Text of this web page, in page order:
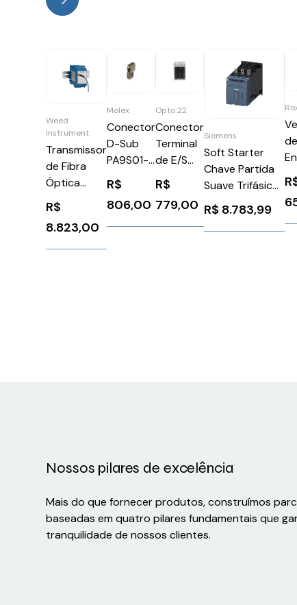
Weed
Instrument
Transmissor
de Fibra
Óptica
2T09
R$
8.823,00
Molex
Conector
D-Sub
PA9S01-
42
R$
806,00
Opto 22
Conector
Terminal
de E/S
(Pacote
com 5)
GRV-
TERM26-
R$
779,00
Siemens
Soft Starter
Chave Partida
Suave Trifásico
200-480V 171A
110-220V
Siemens
R$ 8.783,99
de
C
Nossos pilares de excelência
Mais do que fornecer produtos, construímos
baseadas em quatro pilares fundamentais que
tranquilidade de nossos clientes.